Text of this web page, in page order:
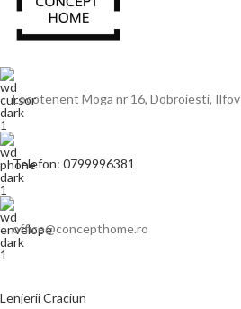
Locotenent Moga nr 16, Dobroiesti, Ilfov
Telefon: 0799996381
office@concepthome.ro
Lenjerii Craciun